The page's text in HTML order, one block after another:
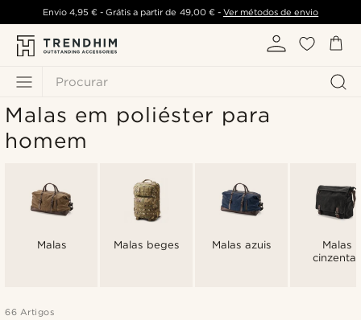
Procurar
Envio 4,95 €- Grátis a partir de 49,00 €- Ver métodos de envio
Malas em poliéster para
homem
Malas Malas beges Malas azuis
Malas
cinzentas
66 Artigos